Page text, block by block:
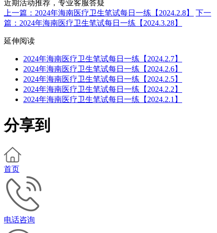
近期活动推荐，专业客服答疑
上一篇：2024年海南医疗卫生笔试每日一练【2024.2.8】
下一
篇：2024年海南医疗卫生笔试每日一练【2024.3.28】
延伸阅读
2024年海南医疗卫生笔试每日一练【2024.2.7】
2024年海南医疗卫生笔试每日一练【2024.2.6】
2024年海南医疗卫生笔试每日一练【2024.2.5】
2024年海南医疗卫生笔试每日一练【2024.2.2】
2024年海南医疗卫生笔试每日一练【2024.2.1】
分享到
首页
电话咨询